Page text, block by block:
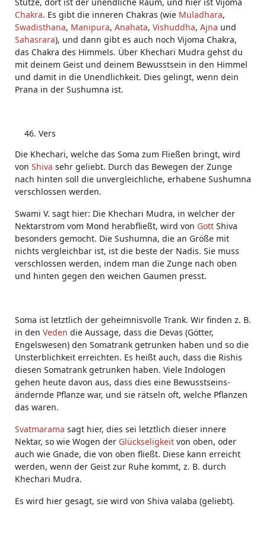
Chakra. Es gibt die inneren Chakras (wie Muladhara,
Swadisthana, Manipura, Anahata, Vishuddha, Ajna und
Sahasrara), und dann gibt es auch noch Vijoma Chakra,
das Chakra des Himmels. Über Khechari Mudra gehst du
mit deinem Geist und deinem Bewusstsein in den Himmel
und damit in die Unendlichkeit. Dies gelingt, wenn dein
Prana in der Sushumna ist.
Vers
Die Khechari, welche das Soma zum Fließen bringt, wird
von Shiva sehr geliebt. Durch das Bewegen der Zunge
nach hinten soll die unvergleichliche, erhabene Sushumna
verschlossen werden.
Swami V. sagt hier: Die Khechari Mudra, in welcher der
Nektarstrom vom Mond herabfließt, wird von Gott Shiva
besonders gemocht. Die Sushumna, die an Größe mit
nichts vergleichbar ist, ist die beste der Nadis. Sie muss
verschlossen werden, indem man die Zunge nach oben
und hinten gegen den weichen Gaumen presst.
Soma ist letztlich der geheimnisvolle Trank. Wir finden z. B.
in den Veden die Aussage, dass die Devas (Götter,
Engelswesen) den Somatrank getrunken haben und so die
Unsterblichkeit erreichten. Es heißt auch, dass die Rishis
diesen Somatrank getrunken haben. Viele Indologen
gehen heute davon aus, dass dies eine Bewusstseins-
ändernde Pflanze war, und sie rätseln oft, welche Pflanzen
das waren.
Svatmarama sagt hier, dies sei letztlich dieser innere
Nektar, so wie Wogen der Glückseligkeit von oben, oder
auch wie Gnade, die von oben fließt. Diese kann erreicht
werden, wenn der Geist zur Ruhe kommt, z. B. durch
Khechari Mudra.
Es wird hier gesagt, sie wird von Shiva valaba (geliebt).